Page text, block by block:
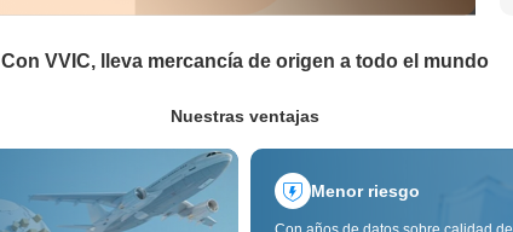
Con VVIC, lleva mercancía de origen a todo el mundo
Nuestras ventajas
Menor riesgo